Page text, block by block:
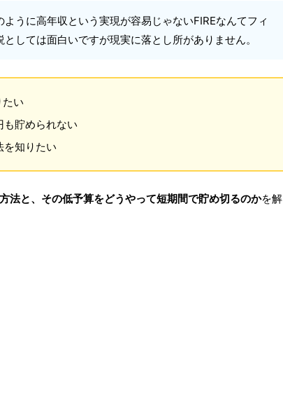
うに高年収という実現が容易じゃないFIREなんてフィ
しては面白いですが現実に落とし所がありません。
い
も貯められない
を知りたい
法と、その低予算をどうやって短期間で貯め切るのかを解